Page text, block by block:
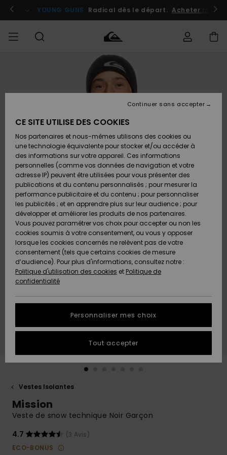
l'information
le
Se connecter / s'inscrire
YOUNG GUNS Radical dès le départ. Acheter
Vêtements
Chaussures
& Tongs
Surf
Snow
Nouveautés
A
Découvrir
Vêtements
Chaussures
& Tongs
Surf
Snow
Nouveautés
A
Découvrir
FEMME
Shop
A
Découvrir
Snow
SURF
Surf
Shop
Homme
Surf
Shop
Enfant
Highlights
Communauté
SNOW
Snow
Shop
Homme
Snow
Shop
Enfant
Snow
Shop
Femme
A
Découvrir
Communauté
OUTLET
Outlet
Homme
Enfant
Outlet
Femme
AIDE &
CONTACT
Accéder à
commande
Retours
Paiement
Carte
Cadeau
Quiksilver
Freedom
Protection
des
tailles
conversation
obtenir la
à votre
question.
Démarrer
MAGASINS
QUIKSILVER
Vestes Isolantes
Mission
Veste de snow technique Noir Garçon
4.7
(3 Avis)
ECO-BONUS
CE SITE UTILISE DES COOKIES
Nos partenaires et nous-mêmes utilisons des cookies ou
une technologie équivalente pour stocker et/ou accéder à
des informations sur votre appareil. Ces informations
personnelles (comme vos données de navigation et votre
adresse IP) peuvent être utilisées pour vous présenter des
publications et du contenu personnalisés ; pour mesurer la
performance publicitaire et du contenu ; pour personnaliser
les publicités ; et en apprendre plus sur leur audience ; pour
développer et améliorer les produits de nos partenaires.
Vous pouvez paramétrer vos choix pour accepter ou non les
cookies soumis à votre consentement, ou vous y opposer
lorsque les cookies concernés ne relèvent pas de votre
consentement (tels que certains cookies de mesure
d’audience). Pour plus d'informations, consultez notre :
Politique d'utilisation des cookies et Politique de
confidentialité
Personnaliser mes choix
Continuer sans accepter
Tout accepter